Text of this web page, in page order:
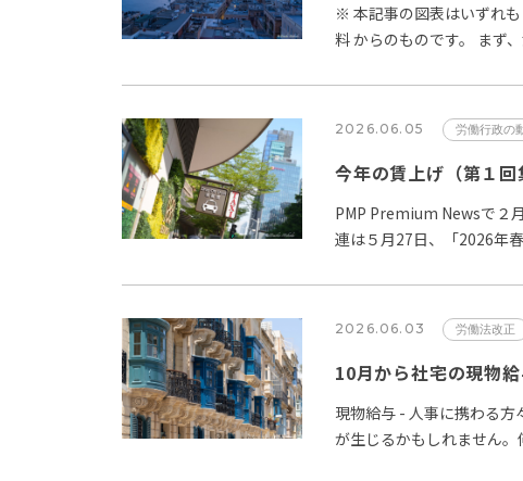
※ 本記事の図表はいずれ
料 からのものです。 まず
2026.06.05 労働行政の
今年の賃上げ（第１
PMP Premium Newsで２
連は５月27日、「2026年
2026.06.03 労働法改正
現物給与 - 人事に携わる
が生じるかもしれません